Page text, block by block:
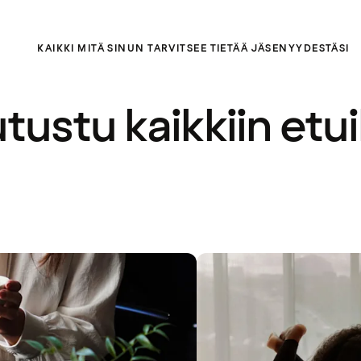
KAIKKI MITÄ SINUN TARVITSEE TIETÄÄ JÄSENYYDESTÄSI
kaikkiin